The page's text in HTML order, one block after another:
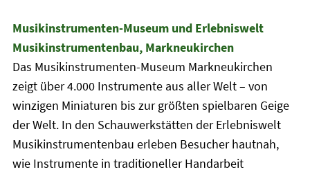
Musikinstrumenten-Museum und Erlebniswelt
Musikinstrumentenbau, Markneukirchen
Das Musikinstrumenten-Museum Markneukirchen
zeigt über 4.000 Instrumente aus aller Welt – von
winzigen Miniaturen bis zur größten spielbaren Geige
der Welt. In den Schauwerkstätten der Erlebniswelt
Musikinstrumentenbau erleben Besucher hautnah,
wie Instrumente in traditioneller Handarbeit